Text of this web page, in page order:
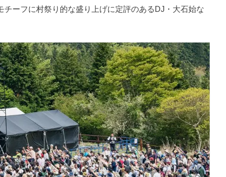
ーフに村祭り的な盛り上げに定評のあるDJ・大石始な